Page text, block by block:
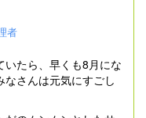
者
たら、早くも8月にな
なさんは元気にすごし